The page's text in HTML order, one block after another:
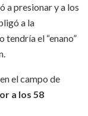
a presionar y a los
a la
tendría el “enano”
el campo de
a los 58